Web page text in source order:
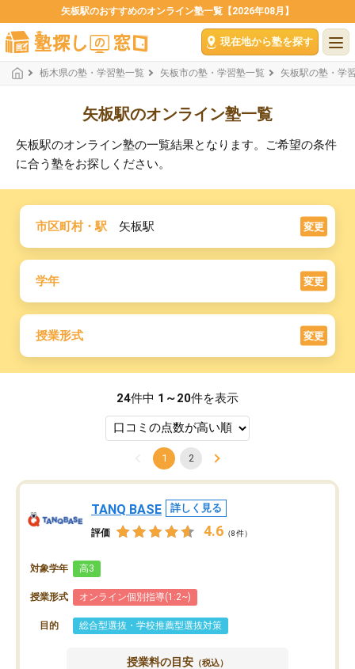
矢板駅のおすすめのオンライン塾一覧【2026年08月】
現在地から塾を探す
栃木県の塾・学習塾一覧 矢板市の塾・学習塾一覧 矢板駅の塾・学
矢板駅のオンライン塾一覧
矢板駅のオンライン塾の一覧結果となります。ご希望の条件
に合う塾をお探しください。
市区町村・駅 矢板駅 変更
学年 変更
授業形式 変更
24件中 1～20件を表示
1 2
TANQ BASE 詳しく見る
評価 4.6 （8件）
対象学年 高3
授業形式 オンライン個別指導(1:2~)
目的 総合型選抜・学校推薦型選抜対策
授業料の目安 （税込）